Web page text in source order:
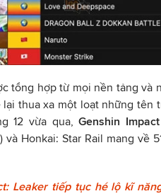
tổng hợp từ mọi nền tảng và
thua xa một loạt những tên
12 vừa qua,Genshin Impact
Honkai: Star Rail mang về
Leaker tiếp tục hé lộ kĩ